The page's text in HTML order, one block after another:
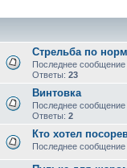
Стрельба по
Последнее сообщение
Ответы: 23
Винтовка
Последнее сообщение
Ответы: 2
Кто хотел
Последнее сообщение